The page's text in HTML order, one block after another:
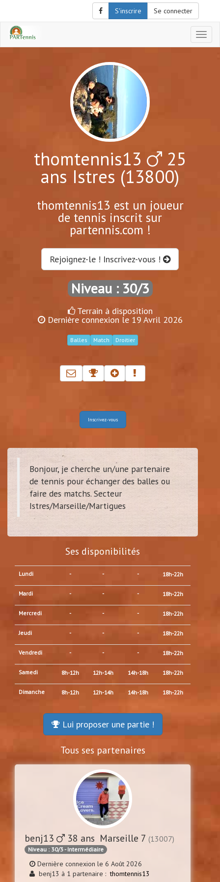
S'inscrire Se connecter
le
thomtennis13 25
ans Istres (13800)
thomtennis13 est un joueur
de tennis inscrit sur
partennis.com !
Rejoignez-le ! Inscrivez-vous !
Niveau : 30/3
Terrain à disposition
Dernière connexion le 19 Avril 2026
Balles Match Droitier
Inscrivez-vous
Bonjour, je cherche un/une partenaire
de tennis pour échanger des balles ou
faire des matchs. Secteur
Istres/Marseille/Martigues
Ses disponibilités
Lundi - - - 18h-22h
Mardi - - - 18h-22h
Mercredi - - - 18h-22h
Jeudi - - - 18h-22h
Vendredi - - - 18h-22h
Samedi 8h-12h 12h-14h 14h-18h 18h-22h
Dimanche 8h-12h 12h-14h 14h-18h 18h-22h
Lui proposer une partie !
Tous ses partenaires
benj13 38 ans Marseille 7 (13007)
Niveau : 30/3 - Intermédiaire
Dernière connexion le 6 Août 2026
benj13 à 1 partenaire :thomtennis13